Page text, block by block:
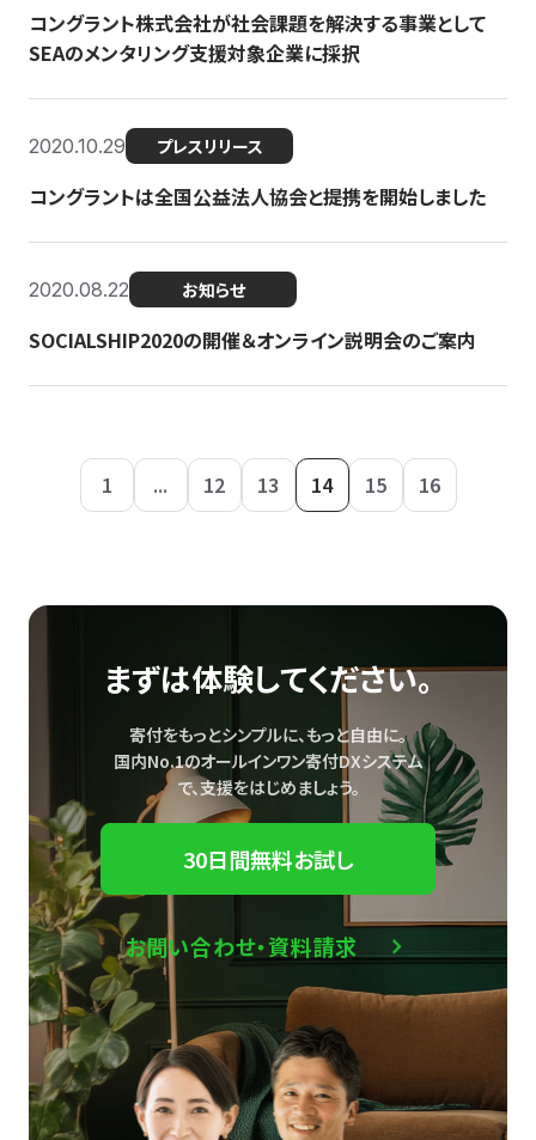
コングラント株式会社が社会課題を解決する事業として
SEAのメンタリング支援対象企業に採択
2020.10.29 プレスリリース
コングラントは全国公益法人協会と提携を開始しました
2020.08.22 お知らせ
SOCIALSHIP2020の開催＆オンライン説明会のご案内
1 ... 12 13 14 15 16
まずは体験してください。
寄付をもっとシンプルに、もっと自由に。
国内No.1のオールインワン寄付DXシステム
で、支援をはじめましょう。
30日間無料お試し
お問い合わせ・資料請求